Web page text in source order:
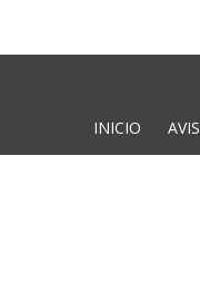
INICIO